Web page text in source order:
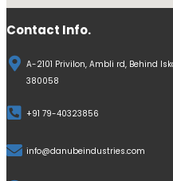
Contact Info.
A-2101 Privilon, Ambli rd, Behind
380058
+91 79-40323856
info@danubeindustries.com